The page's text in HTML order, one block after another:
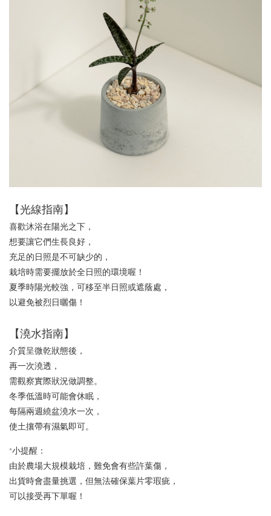
【光線指南】
喜歡沐浴在陽光之下，
想要讓它們生長良好，
充足的日照是不可缺少的，
栽培時需要擺放於全日照的環境喔！
夏季時陽光較強，可移至半日照或遮蔭處，
以避免被烈日曬傷！
【澆水指南】
介質呈微乾狀態後，
再一次澆透，
需觀察實際狀況做調整。
冬季低溫時可能會休眠，
每隔兩週繞盆澆水一次，
使土攘帶有濕氣即可。
*小提醒：
由於農場大規模栽培，難免會有些許葉傷，
出貨時會盡量挑選，但無法確保葉片零瑕疵，
可以接受再下單喔！